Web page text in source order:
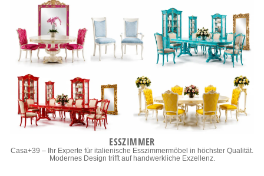
ESSZIMMER
Casa+39 – Ihr Experte für italienische Esszimmermöbel in höchster Qualität.
Modernes Design trifft auf handwerkliche Exzellenz.